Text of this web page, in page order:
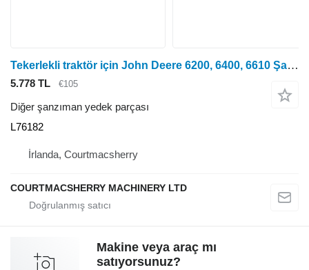
Tekerlekli traktör için John Deere 6200, 6400, 6610 Şanzıman Kontrol Kapağı, L101207 L76182
5.778 TL €105
Diğer şanzıman yedek parçası
L76182
İrlanda, Courtmacsherry
COURTMACSHERRY MACHINERY LTD
Makine veya araç mı
satıyorsunuz?